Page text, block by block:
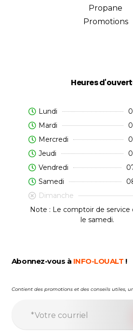
Propane
Promotions
Heures
Lundi
Mardi
Mercredi
Jeudi
Vendredi
Samedi
Dimanche
Note : Le comptoir de service
le samedi.
Abonnez-vous à INFO-LOUALT !
Contient des promotions et des conseils utiles,